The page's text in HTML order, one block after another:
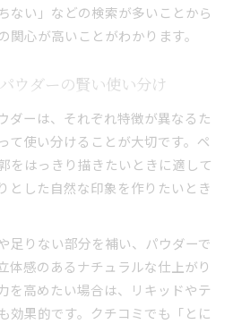
ない」などの検索が多いことから
関心が高いことがわかります。
ウダーの賢い使い分け
ダーは、それぞれ特徴が異なるた
て使い分けることが大切です。ペ
をはっきり描きたいときに適して
とした自然な印象を作りたいとき
足りない部分を補い、パウダーで
体感のあるナチュラルな仕上がり
を高めたい場合は、リキッドやテ
効果的です。クチコミでも「とに